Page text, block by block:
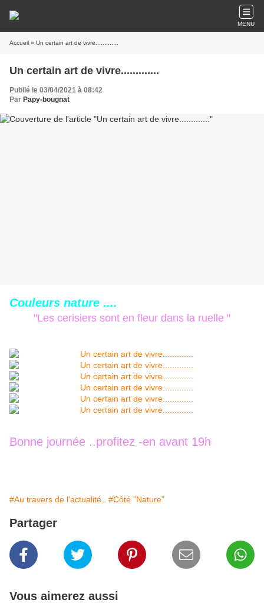
MENU
Accueil » Un certain art de vivre.............
Un certain art de vivre.............
Publié le 03/04/2021 à 08:42
Par Papy-bougnat
Couleurs nature ....
"Les cerisiers sont en fleur dans la ruelle "
Bonne journée ..profitez -en avant 19h
#Au travers de l'actualité.. #Côté "Nature"
Partager
Vous aimerez aussi